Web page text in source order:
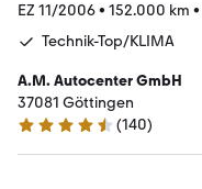
EZ 11/2006• 152.000 km •
Technik-Top/KLIMA
A.M. Autocenter GmbH
37081 Göttingen
4.4 Sterne
(140)